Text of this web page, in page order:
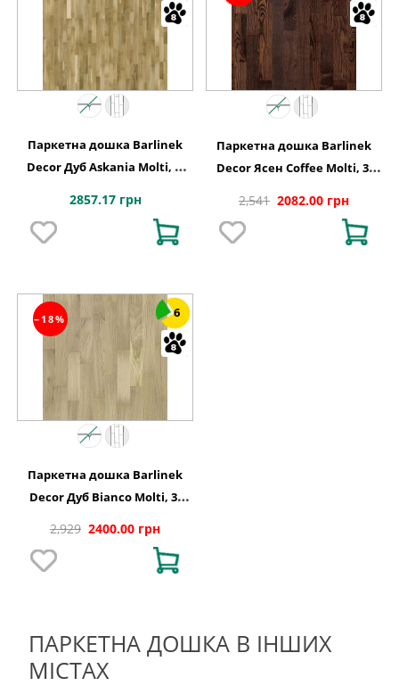
Паркетна дошка Barlinek
Decor Дуб Askania Molti, 3-
2857.17 грн
Паркетна дошка Barlinek
Decor Ясен Coffee Molti, 3-
2,541 2082.00 грн
−18% 6
Паркетна дошка Barlinek
Decor Дуб Bianco Molti, 3-
2,929 2400.00 грн
ПАРКЕТНА ДОШКА В ІНШИХ
МІСТАХ